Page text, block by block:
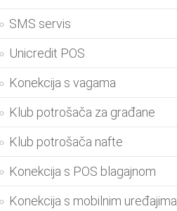
SMS servis
Unicredit POS
Konekcija s vagama
Klub potrošača za građane
Klub potrošača nafte
Konekcija s POS blagajnom
Konekcija s mobilnim uređajima